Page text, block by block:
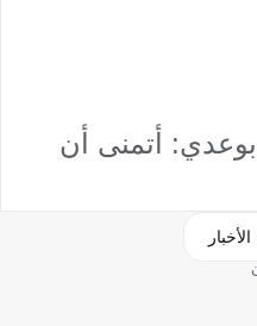
أتمنى أن